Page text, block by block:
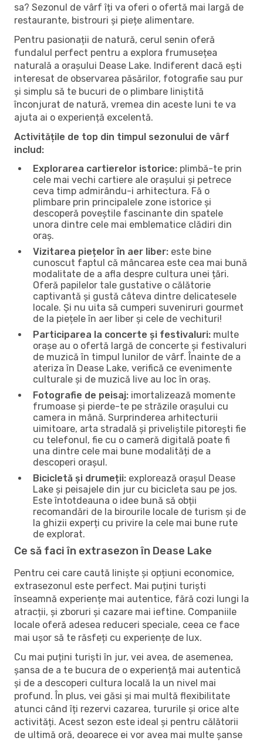
sa? Sezonul de vârf îți va oferi o ofertă mai largă de
restaurante, bistrouri și piețe alimentare.
Pentru pasionații de natură, cerul senin oferă
fundalul perfect pentru a explora frumusețea
naturală a orașului Dease Lake. Indiferent dacă ești
interesat de observarea păsărilor, fotografie sau pur
și simplu să te bucuri de o plimbare liniștită
înconjurat de natură, vremea din aceste luni te va
ajuta ai o experiență excelentă.
Activitățile de top din timpul sezonului de vârf
includ:
Explorarea cartierelor istorice: plimbă-te prin
cele mai vechi cartiere ale orașului și petrece
ceva timp admirându-i arhitectura. Fă o
plimbare prin principalele zone istorice și
descoperă poveștile fascinante din spatele
unora dintre cele mai emblematice clădiri din
oraș.
Vizitarea piețelor în aer liber: este bine
cunoscut faptul că mâncarea este cea mai bună
modalitate de a afla despre cultura unei țări.
Oferă papilelor tale gustative o călătorie
captivantă și gustă câteva dintre delicatesele
locale. Și nu uita să cumperi suveniruri gourmet
de la piețele în aer liber și cele de vechituri!
Participarea la concerte și festivaluri: multe
orașe au o ofertă largă de concerte și festivaluri
de muzică în timpul lunilor de vârf. Înainte de a
ateriza în Dease Lake, verifică ce evenimente
culturale și de muzică live au loc în oraș.
Fotografie de peisaj: imortalizează momente
frumoase și pierde-te pe străzile orașului cu
camera in mână. Surprinderea arhitecturii
uimitoare, arta stradală și priveliștile pitorești fie
cu telefonul, fie cu o cameră digitală poate fi
una dintre cele mai bune modalități de a
descoperi orașul.
Bicicletă și drumeții: explorează orașul Dease
Lake și peisajele din jur cu bicicleta sau pe jos.
Este întotdeauna o idee bună să obții
recomandări de la birourile locale de turism și de
la ghizii experți cu privire la cele mai bune rute
de explorat.
Ce să faci în extrasezon în Dease Lake
Pentru cei care caută liniște și opțiuni economice,
extrasezonul este perfect. Mai puțini turiști
înseamnă experiențe mai autentice, fără cozi lungi la
atracții, și zboruri și cazare mai ieftine. Companiile
locale oferă adesea reduceri speciale, ceea ce face
mai ușor să te răsfeți cu experiențe de lux.
Cu mai puțini turiști în jur, vei avea, de asemenea,
șansa de a te bucura de o experiență mai autentică
și de a descoperi cultura locală la un nivel mai
profund. În plus, vei găsi și mai multă flexibilitate
atunci când îți rezervi cazarea, tururile și orice alte
activități. Acest sezon este ideal și pentru călătorii
de ultimă oră, deoarece ei vor avea mai multe șanse